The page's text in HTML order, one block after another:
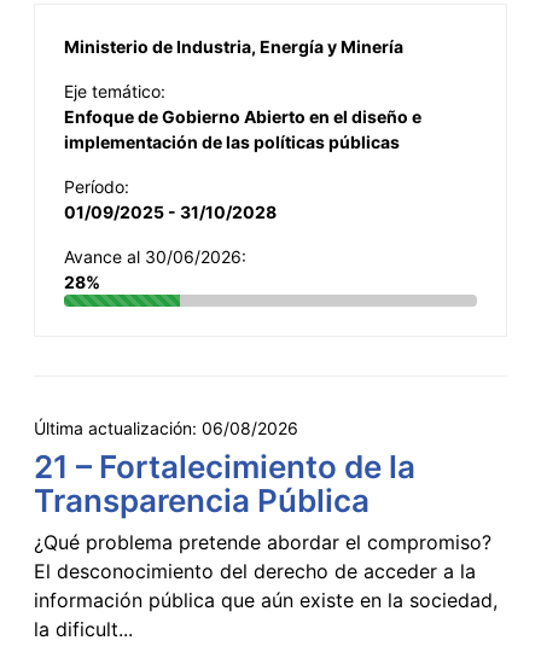
Ministerio de Industria, Energía y Minería
Eje temático:
Enfoque de Gobierno Abierto en el diseño e
implementación de las políticas públicas
Período:
01/09/2025 - 31/10/2028
Avance al 30/06/2026:
28%
Última actualización: 06/08/2026
21 – Fortalecimiento de la
Transparencia Pública
¿Qué problema pretende abordar el compromiso?
El desconocimiento del derecho de acceder a la
información pública que aún existe en la sociedad,
la dificult...